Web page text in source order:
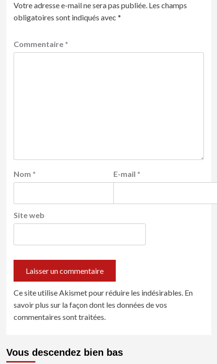
Votre adresse e-mail ne sera pas publiée. Les champs
obligatoires sont indiqués avec *
Commentaire *
Nom * E-mail *
Site web
Ce site utilise Akismet pour réduire les indésirables. En
savoir plus sur la façon dont les données de vos
commentaires sont traitées.
Vous descendez bien bas